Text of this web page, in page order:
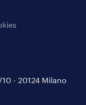
- 20124 Milano